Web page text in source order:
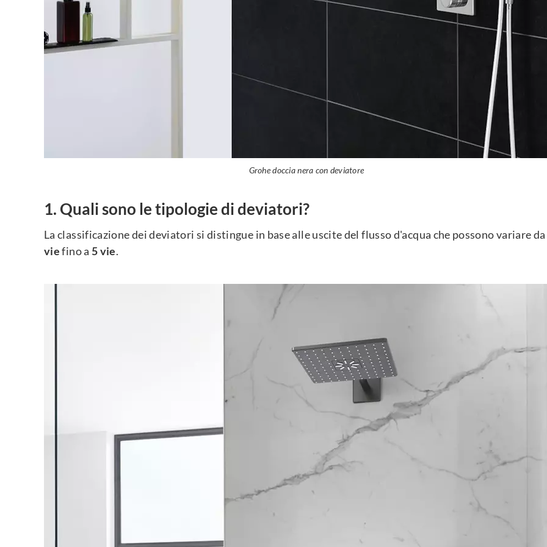
Grohe doccia nera con deviatore
Quali sono le tipologie di deviatori?
La classificazione dei deviatori si distingue in base alle uscite del flusso d'acqua che possono variare da
viefino a 5 vie.